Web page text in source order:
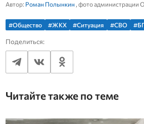
Автор: Роман Полынкин , фото администрации
#Общество #ЖКХ #Ситуация #СВО
Поделиться:
Читайте также по теме